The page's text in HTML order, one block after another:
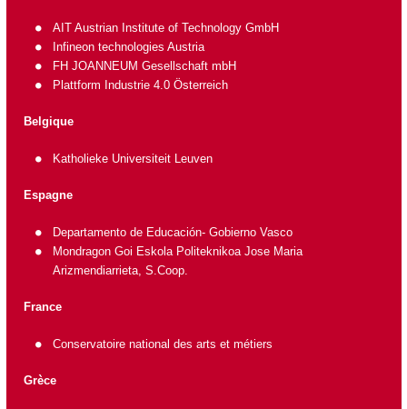
AIT Austrian Institute of Technology GmbH
Infineon technologies Austria
FH JOANNEUM Gesellschaft mbH
Plattform Industrie 4.0 Österreich
Belgique
Katholieke Universiteit Leuven
Espagne
Departamento de Educación- Gobierno Vasco
Mondragon Goi Eskola Politeknikoa Jose Maria
Arizmendiarrieta, S.Coop.
France
Conservatoire national des arts et métiers
Grèce